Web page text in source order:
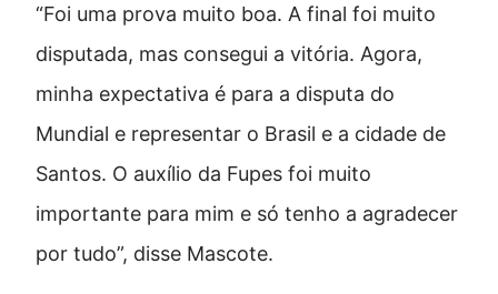
“Foi uma prova muito boa. A final foi muito
disputada, mas consegui a vitória. Agora,
minha expectativa é para a disputa do
Mundial e representar o Brasil e a cidade de
Santos. O auxílio da Fupes foi muito
importante para mim e só tenho a agradecer
por tudo”, disse Mascote.